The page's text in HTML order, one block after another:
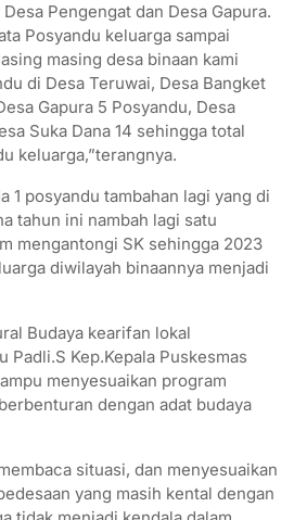
Pengengat dan Desa Gapura.
Posyandu keluarga sampai
masing desa binaan kami
di Desa Teruwai, Desa Bangket
Gapura 5 Posyandu, Desa
Suka Dana 14 sehingga total
keluarga,”terangnya.
1 posyandu tambahan lagi yang di
tahun ini nambah lagi satu
mengantongi SK sehingga 2023
diwilayah binaannya menjadi
Budaya kearifan lokal
Padli.S Kep.Kepala Puskesmas
menyesuaikan program
dengan adat budaya
situasi, dan menyesuaikan
yang masih kental dengan